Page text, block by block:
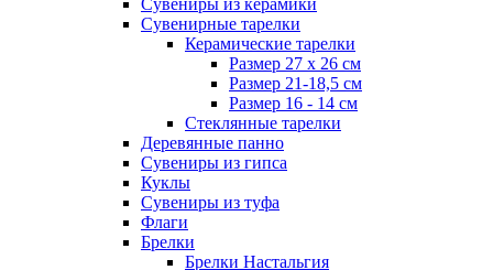
Сувениры из керамики
Сувенирные тарелки
Керамические тарелки
Размер 27 х 26 см
Размер 21-18,5 см
Размер 16 - 14 см
Стеклянные тарелки
Деревянные панно
Сувениры из гипса
Куклы
Сувениры из туфа
Флаги
Брелки
Брелки Настальгия